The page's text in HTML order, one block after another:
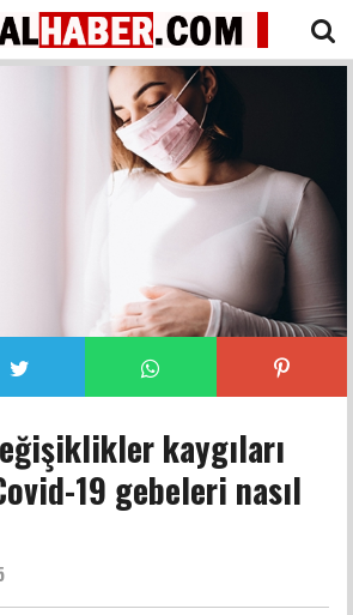
kaygıları
19 gebeleri nasıl